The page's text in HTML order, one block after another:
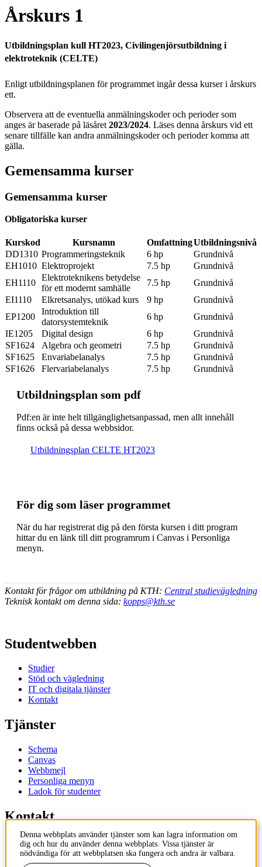
Årskurs 1
Utbildningsplan kull HT2023, Civilingenjörsutbildning i
elektroteknik (CELTE)
Enligt utbildningsplanen för programmet ingår dessa kurser i årskurs
ett.
Observera att de eventuella anmälningskoder och perioder som
anges är baserade på läsåret 2023/2024. Läses denna årskurs vid ett
senare tillfälle kan andra anmälningskoder och perioder komma att
gälla.
Gemensamma kurser
Gemensamma kurser
Obligatoriska kurser
Kurskod Kursnamn OmfattningUtbildningsnivå
DD1310 Programmeringsteknik 6 hp
Grundnivå
EH1010 Elektroprojekt 7.5 hp
Grundnivå
EH1110
Elektroteknikens betydelse
för ett modernt samhälle
7.5 hp
Grundnivå
EI1110
Elkretsanalys, utökad kurs 9 hp
Grundnivå
EP1200
Introduktion till
datorsystemteknik
6 hp
Grundnivå
IE1205
Digital design 6 hp
Grundnivå
SF1624
Algebra och geometri 7.5 hp
Grundnivå
SF1625
Envariabelanalys 7.5 hp
Grundnivå
SF1626
Flervariabelanalys 7.5 hp Grundnivå
Ut­bild­nings­plan som pdf
Pdf:en är inte helt till­gäng­lig­hets­an­pas­sad, men allt inne­håll
finns också på dessa webb­sidor.
Ut­bild­nings­plan CELTE HT2023
För dig som läser programmet
När du har registrerat dig på den första kursen i ditt program
hittar du en länk till ditt programrum i Canvas i Personliga
menyn.
Kontakt för frågor om utbildning på KTH: Central studievägledning
Teknisk kontakt om denna sida: kopps@kth.se
Studentwebben
Studier
Stöd och vägledning
IT och digitala tjänster
Kontakt
Tjänster
Schema
Canvas
Webbmejl
Personliga menyn
Ladok för studenter
Kontakt
Kontakta utbildningsprogram
Kontakta kurs
IT-support
Denna webbplats använder tjänster som kan lagra information om
dig och hur du använder denna webbplats. Vissa tjänster är
nödvändiga för att webbplatsen ska fungera och andra är valbara.